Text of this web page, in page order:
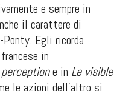
e sempre in
il carattere di
Ponty. Egli ricorda
in
perceptione in Le visible
le azioni dell’altro si